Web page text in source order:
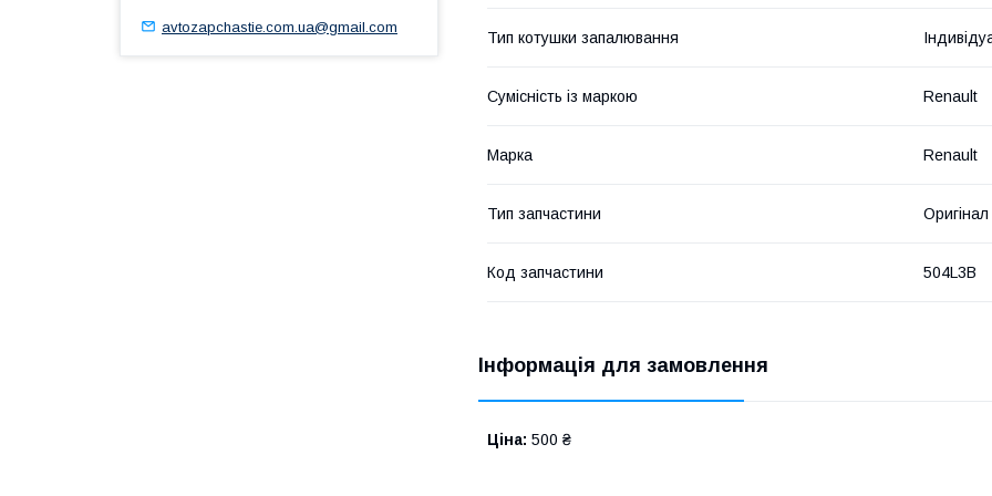
Тип котушки запалювання
Сумісність із маркою Renault
Марка Renault
Тип запчастини Оригінал
Код запчастини 504L3B
Інформація для замовлення
Ціна: 500 ₴
avtozapchastie.com.ua@gmail.com